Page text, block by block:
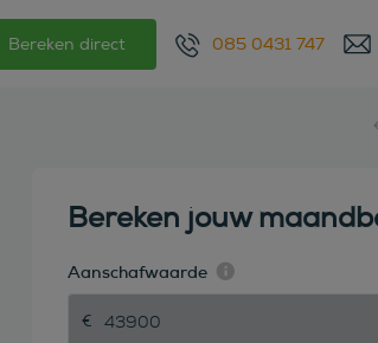
Bereken direct 085 0431 747
Bereken jouw
Aanschafwaarde